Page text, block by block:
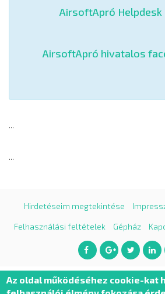
AirsoftApró
AirsoftApró hivatalos
...
...
Hirdetéseim megtekintése
Felhasználási feltételek Gépház
Az oldal működéséhez cookie-kat